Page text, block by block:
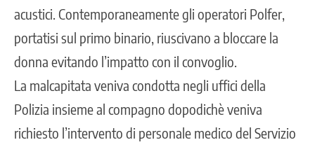
acustici. Contemporaneamente gli operatori Polfer,
portatisi sul primo binario, riuscivano a bloccare la
donna evitando l’impatto con il convoglio.
La malcapitata veniva condotta negli uffici della
Polizia insieme al compagno dopodichè veniva
richiesto l’intervento di personale medico del Servizio